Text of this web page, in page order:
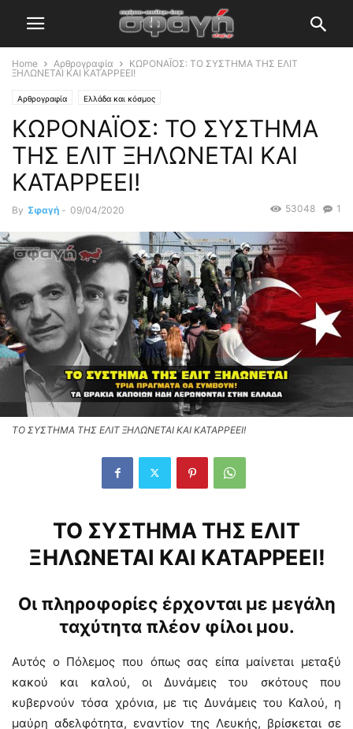
Home Αρθρογραφία
ΚΩΡΟΝΑΪΟΣ: ΤΟ ΣΥΣΤΗΜΑ ΤΗΣ ΕΛΙΤ
ΞΗΛΩΝΕΤΑΙ ΚΑΙ ΚΑΤΑΡΡΕΕΙ!
Αρθρογραφία Ελλάδα και κόσμος
ΚΩΡΟΝΑΪΟΣ: ΤΟ ΣΥΣΤΗΜΑ
ΤΗΣ ΕΛΙΤ ΞΗΛΩΝΕΤΑΙ ΚΑΙ
ΚΑΤΑΡΡΕΕΙ!
By Σφαγή - 09/04/2020 1
53048
ΤΟ ΣΥΣΤΗΜΑ ΤΗΣ ΕΛΙΤ ΞΗΛΩΝΕΤΑΙ ΚΑΙ ΚΑΤΑΡΡΕΕΙ!
ΤΟ ΣΥΣΤΗΜΑ ΤΗΣ ΕΛΙΤ
ΞΗΛΩΝΕΤΑΙ ΚΑΙ ΚΑΤΑΡΡΕΕΙ!
Οι πληροφορίες έρχονται με μεγάλη
ταχύτητα πλέον φίλοι μου.
Αυτός ο Πόλεμος που όπως σας είπα μαίνεται μεταξύ
κακού και καλού, οι Δυνάμεις του σκότους που
κυβερνούν τόσα χρόνια, με τις Δυνάμεις του Καλού, η
μαύρη αδελφότητα, εναντίον της Λευκής, βρίσκεται σε